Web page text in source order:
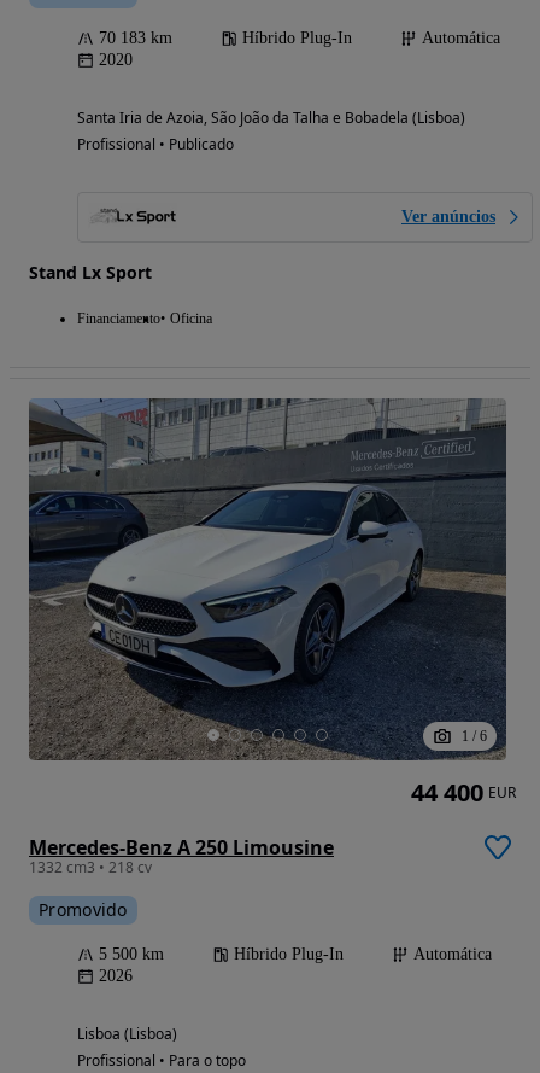
70 183 km Híbrido Plug-In
Automática
2020
Santa Iria de Azoia, São João da Talha e Bobadela (Lisboa)
Profissional • Publicado
Ver anúncios
Stand Lx Sport
Financiamento Oficina
1 / 6
Mercedes-Benz A 250 Limousine
1332 cm3 • 218 cv
Promovido
5 500 km Híbrido Plug-In
Automática
2026
Lisboa (Lisboa)
Profissional • Para o topo
44 400 EUR